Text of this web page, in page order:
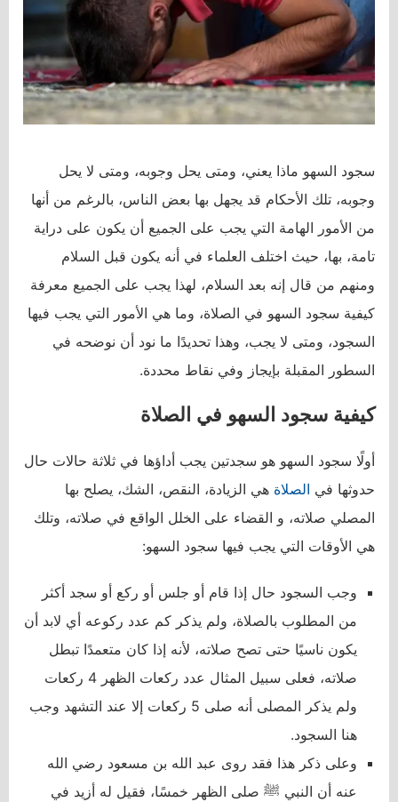
سجود السهو ماذا يعني، ومتى يحل وجوبه، ومتى لا يحل
وجوبه، تلك الأحكام قد يجهل بها بعض الناس، بالرغم من أنها
من الأمور الهامة التي يجب على الجميع أن يكون على دراية
تامة، بها، حيث اختلف العلماء في أنه يكون قبل السلام
ومنهم من قال إنه بعد السلام، لهذا يجب على الجميع معرفة
كيفية سجود السهو في الصلاة، وما هي الأمور التي يجب فيها
السجود، ومتى لا يجب، وهذا تحديدًا ما نود أن نوضحه في
السطور المقبلة بإيجاز وفي نقاط محددة.
كيفية سجود السهو في الصلاة
أولًا سجود السهو هو سجدتين يجب أداؤها في ثلاثة حالات حال
حدوثها في الصلاة هي الزيادة، النقص، الشك، يصلح بها
المصلي صلاته، و القضاء على الخلل الواقع في صلاته، وتلك
هي الأوقات التي يجب فيها سجود السهو:
وجب السجود حال إذا قام أو جلس أو ركع أو سجد أكثر
من المطلوب بالصلاة، ولم يذكر كم عدد ركوعه أي لابد أن
يكون ناسيًا حتى تصح صلاته، لأنه إذا كان متعمدًا تبطل
صلاته، فعلى سبيل المثال عدد ركعات الظهر 4 ركعات
ولم يذكر المصلى أنه صلى 5 ركعات إلا عند التشهد وجب
هنا السجود.
وعلى ذكر هذا فقد روى عبد الله بن مسعود رضي الله
عنه أن النبي ﷺ صلى الظهر خمسًا، فقيل له أزيد في